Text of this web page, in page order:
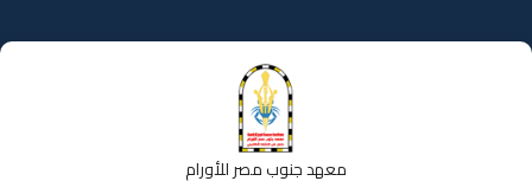
إلى
المحتوى
معهد جنوب مصر للأورام